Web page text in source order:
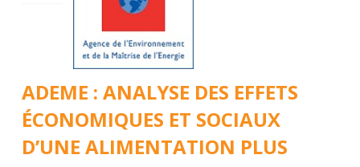
ADEME : ANALYSE DES EFFETS
ÉCONOMIQUES ET SOCIAUX
D’UNE ALIMENTATION PLUS